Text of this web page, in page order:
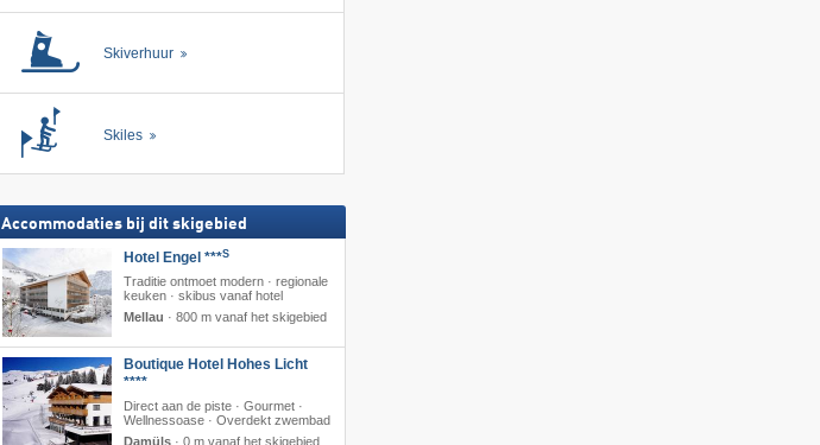
Skiverhuur
Skiles
Accommodaties bij dit skigebied
Hotel Engel ***S
Traditie ontmoet modern · regionale
keuken · skibus vanaf hotel
Mellau · 800 m vanaf het skigebied
Boutique Hotel Hohes Licht
****
Direct aan de piste · Gourmet ·
Wellnessoase · Overdekt zwembad
Damüls· 0 m vanaf het skigebied